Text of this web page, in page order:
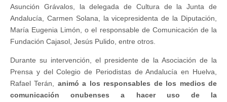
Asunción Grávalos, la delegada de Cultura de la Junta de
Andalucía, Carmen Solana, la vicepresidenta de la Diputación,
María Eugenia Limón, o el responsable de Comunicación de la
Fundación Cajasol, Jesús Pulido, entre otros.
Durante su intervención, el presidente de la Asociación de la
Prensa y del Colegio de Periodistas de Andalucía en Huelva,
Rafael Terán, animó a los responsables de los medios de
comunicación onubenses a hacer uso de la